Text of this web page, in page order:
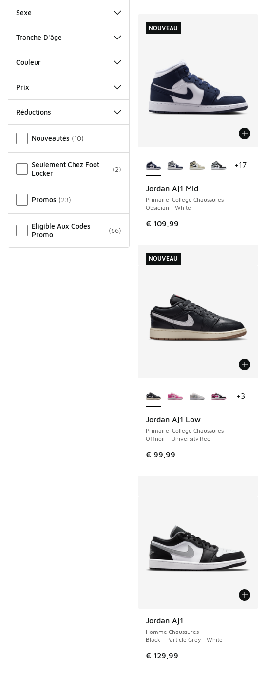
Sexe
Tranche D'âge
Couleur
Prix
Réductions
Nouveautés (10)
Seulement Chez Foot
Locker
(2)
Promos (23)
Éligible Aux Codes
Promo
(66)
Jordan Aj1 Mid
Primaire-College Chaussures
Obsidian - White
€ 109,99
NOUVEAU
+17
NOUVEAU
Jordan Aj1 Low
Primaire-College Chaussures
Offnoir - University Red
€ 99,99
NOUVEAU
+3
NOUVEAU
Jordan Aj1
Homme Chaussures
Black - Particle Grey - White
€ 129,99